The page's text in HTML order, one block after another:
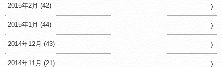
2015年2月 (42)
2015年1月 (44)
2014年12月 (43)
2014年11月 (21)